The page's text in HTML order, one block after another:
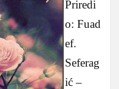
Priredi
o: Fuad
ef.
Seferag
ić –